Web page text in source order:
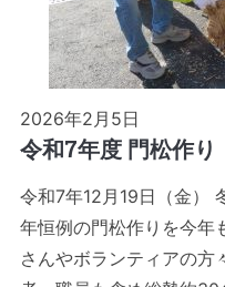
2026年2月5日
令和7年度 門松作り
令和7年12月19日（金）
年恒例の門松作りを今年
さんやボランティアの方